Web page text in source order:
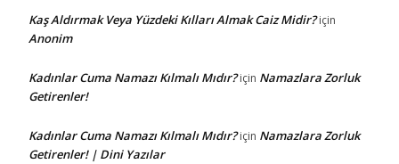
Kaş Aldırmak Veya Yüzdeki Kılları Almak Caiz Midir?için
Anonim
Kadınlar Cuma Namazı Kılmalı Mıdır?için Namazlara Zorluk
Getirenler!
Kadınlar Cuma Namazı Kılmalı Mıdır?için Namazlara Zorluk
Getirenler! | Dini Yazılar